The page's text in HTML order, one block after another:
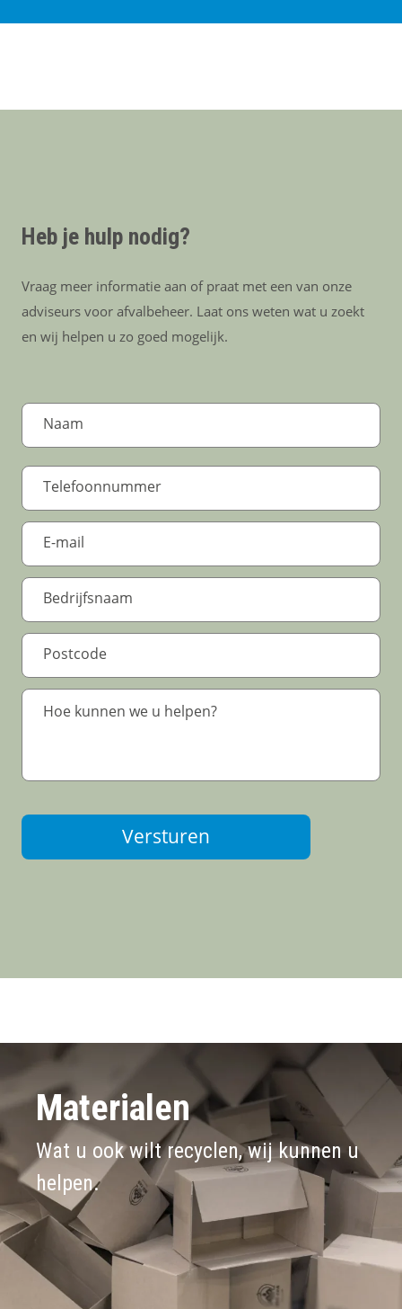
Heb je hulp nodig?
Vraag meer informatie aan of praat met een van onze
adviseurs voor afvalbeheer. Laat ons weten wat u zoekt
en wij helpen u zo goed mogelijk.
Versturen
Materialen
Wat u ook wilt recyclen, wij kunnen u
helpen.